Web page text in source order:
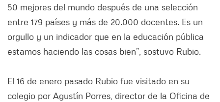
50 mejores del mundo después de una selección
entre 179 países y más de 20.000 docentes. Es un
orgullo y un indicador que en la educación pública
estamos haciendo las cosas bien”, sostuvo Rubio.
El 16 de enero pasado Rubio fue visitado en su
colegio por Agustín Porres, director de la Oficina de